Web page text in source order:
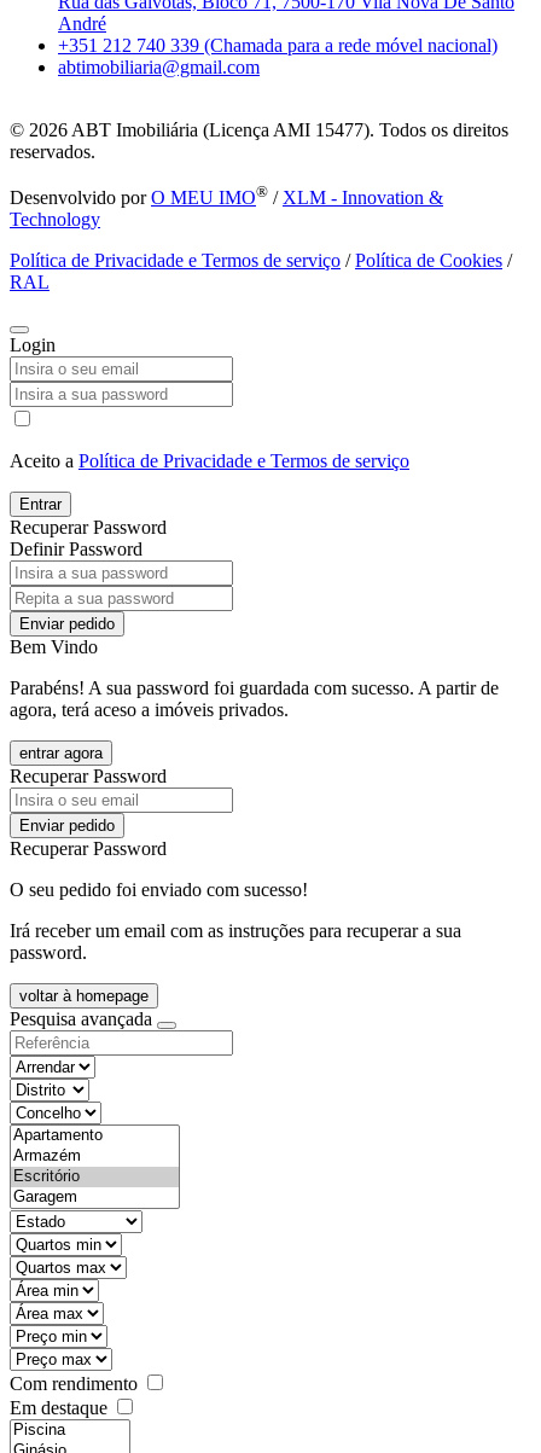
André
+351 212 740 339 (Chamada para a rede móvel nacional)
abtimobiliaria@gmail.com
© 2026 ABT Imobiliária (Licença AMI 15477). Todos os direitos
reservados.
Desenvolvido porO MEU IMO® / XLM - Innovation &
Technology
Política de Privacidade e Termos de serviço /Política de Cookies /
RAL
Login
Aceito a Política de Privacidade e Termos de serviço
Entrar
Recuperar Password
Definir Password
Enviar pedido
Bem Vindo
Parabéns! A sua password foi guardada com sucesso. A partir de
agora, terá aceso a imóveis privados.
entrar agora
Recuperar Password
Enviar pedido
Recuperar Password
O seu pedido foi enviado com sucesso!
Irá receber um email com as instruções para recuperar a sua
password.
voltar à homepage
Pesquisa avançada
objective
districtId
countyId
types
state
mintypo
maxtypo
minarea
maxarea
minprice
maxprice
Com rendimento
Em destaque
features